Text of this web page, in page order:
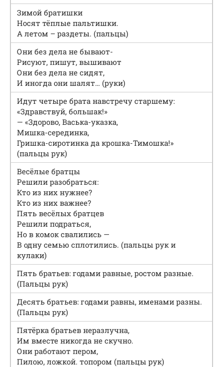
Зимой братишки
Носят тёплые пальтишки.
А летом – раздеты. (пальцы)
Они без дела не бывают-
Рисуют, пишут, вышивают
Они без дела не сидят,
И иногда они шалят… (руки)
Идут четыре брата навстречу старшему:
«Здравствуй, большак!»
— «Здорово, Васька-указка,
Мишка-серединка,
Гришка-сиротинка да крошка-Тимошка!»
(пальцы рук)
Весёлые братцы
Решили разобраться:
Кто из них нужнее?
Кто из них важнее?
Пять весёлых братцев
Решили подраться,
Но в комок свалились —
В одну семью сплотились. (пальцы рук и
кулаки)
Пять братьев: годами равные, ростом разные.
(Пальцы рук)
Десять братьев: годами равны, именами разны.
(Пальцы рук)
Пятёрка братьев неразлучна,
Им вместе никогда не скучно.
Они работают пером,
Пилою, ложкой. топором (пальцы рук)